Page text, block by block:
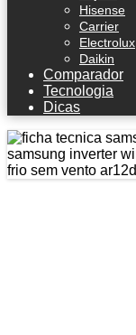
Hisense
Carrier
Electrolux
Daikin
Comparador
Tecnologia
Dicas